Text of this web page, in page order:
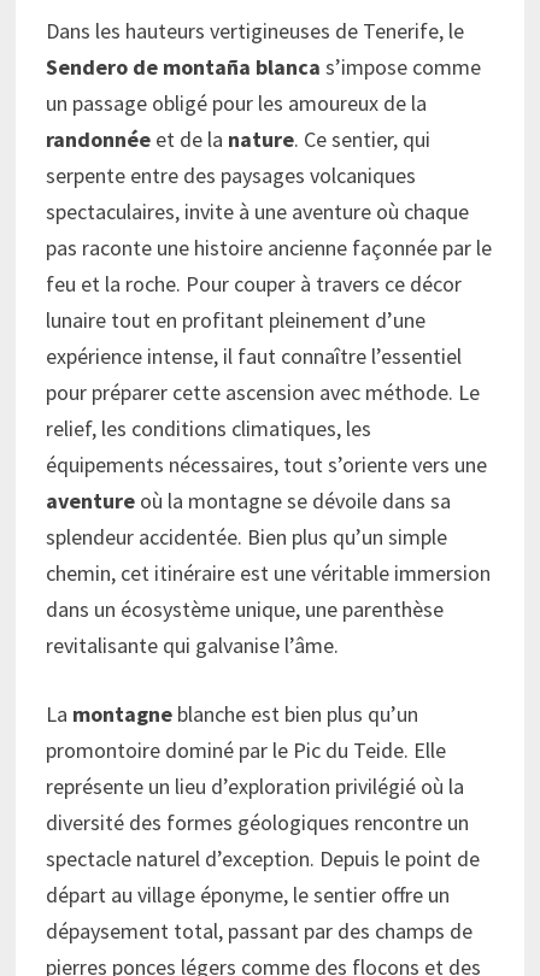
Dans les hauteurs vertigineuses de Tenerife, le
Sendero de montaña blanca s’impose comme
un passage obligé pour les amoureux de la
randonnée et de la nature. Ce sentier, qui
serpente entre des paysages volcaniques
spectaculaires, invite à une aventure où chaque
pas raconte une histoire ancienne façonnée par le
feu et la roche. Pour couper à travers ce décor
lunaire tout en profitant pleinement d’une
expérience intense, il faut connaître l’essentiel
pour préparer cette ascension avec méthode. Le
relief, les conditions climatiques, les
équipements nécessaires, tout s’oriente vers une
aventure où la montagne se dévoile dans sa
splendeur accidentée. Bien plus qu’un simple
chemin, cet itinéraire est une véritable immersion
dans un écosystème unique, une parenthèse
revitalisante qui galvanise l’âme.
La montagne blanche est bien plus qu’un
promontoire dominé par le Pic du Teide. Elle
représente un lieu d’exploration privilégié où la
diversité des formes géologiques rencontre un
spectacle naturel d’exception. Depuis le point de
départ au village éponyme, le sentier offre un
dépaysement total, passant par des champs de
pierres ponces légers comme des flocons et des